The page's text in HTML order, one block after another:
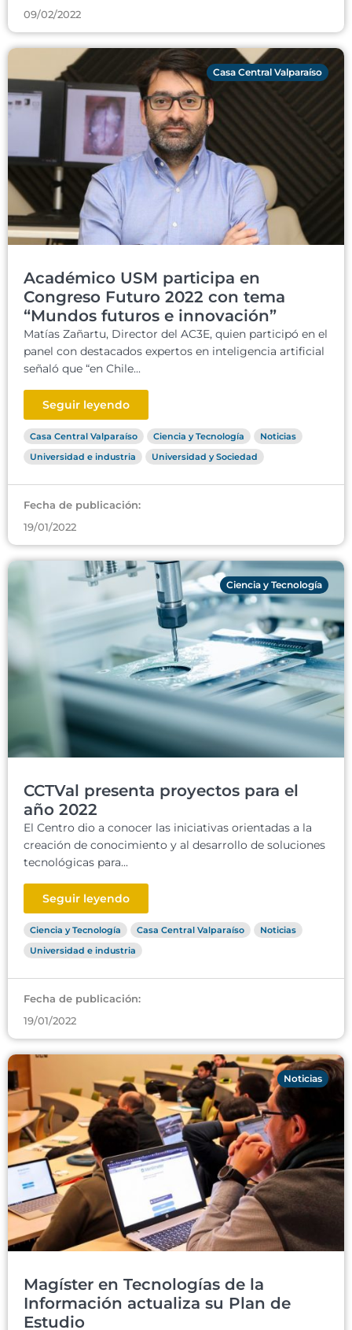
09/02/2022
Casa Central Valparaíso
Académico USM participa en
Congreso Futuro 2022 con tema
“Mundos futuros e innovación”
Matías Zañartu, Director del AC3E, quien participó en el
panel con destacados expertos en inteligencia artificial
señaló que “en Chile...
Seguir leyendo
Casa Central Valparaíso Ciencia y Tecnología
Noticias
Universidad e industria
Universidad y Sociedad
Fecha de publicación:
19/01/2022
Ciencia y Tecnología
CCTVal presenta proyectos para el
año 2022
El Centro dio a conocer las iniciativas orientadas a la
creación de conocimiento y al desarrollo de soluciones
tecnológicas para...
Seguir leyendo
Ciencia y Tecnología Casa Central Valparaíso
Noticias
Universidad e industria
Fecha de publicación:
19/01/2022
Noticias
Magíster en Tecnologías de la
Información actualiza su Plan de
Estudio